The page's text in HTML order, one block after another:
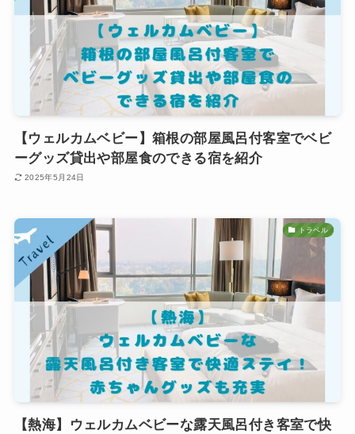
【ウェルカムベビー】箱根の部屋風呂付客室でベビ
ーグッズ貸出や部屋食のできる宿を紹介
2025年5月24日
トラベル
【熱海】ウェルカムベビーな露天風呂付き客室で快